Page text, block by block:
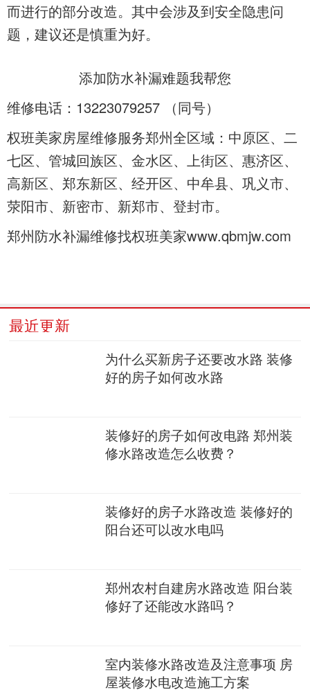
而进行的部分改造。其中会涉及到安全隐患问
题，建议还是慎重为好。
添加防水补漏难题我帮您
维修电话：13223079257 （同号）
权班美家房屋维修服务郑州全区域：中原区、二
七区、管城回族区、金水区、上街区、惠济区、
高新区、郑东新区、经开区、中牟县、巩义市、
荥阳市、新密市、新郑市、登封市。
郑州防水补漏维修找权班美家www.qbmjw.com
最近更新
为什么买新房子还要改水路 装修
好的房子如何改水路
装修好的房子如何改电路 郑州装
修水路改造怎么收费？
装修好的房子水路改造 装修好的
阳台还可以改水电吗
郑州农村自建房水路改造 阳台装
修好了还能改水路吗？
室内装修水路改造及注意事项 房
屋装修水电改造施工方案